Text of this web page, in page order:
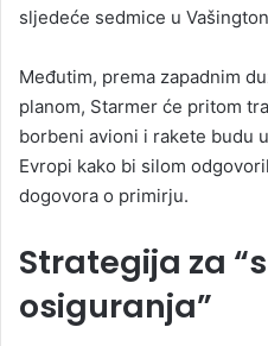
l
sljedeće sedmice u
Međutim, prema zapadnim
planom, Starmer će pritom
borbeni avioni i rakete budu
Evropi kako bi silom
dogovora o primirju.
Strategija za
osiguranja”